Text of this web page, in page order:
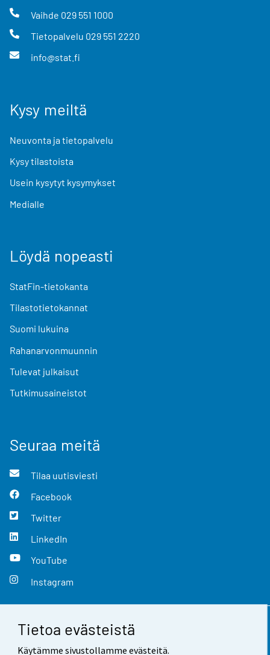
Tietoa evästeistä
Käytämme sivustollamme evästeitä.
Vaihde 029 551 1000
Tietopalvelu 029 551 2220
info@stat.fi
Kysy meiltä
Neuvonta ja tietopalvelu
Kysy tilastoista
Usein kysytyt kysymykset
Medialle
Löydä nopeasti
StatFin-tietokanta
Tilastotietokannat
Suomi lukuina
Rahanarvonmuunnin
Tulevat julkaisut
Tutkimusaineistot
Seuraa meitä
Tilaa uutisviesti
Facebook
Twitter
LinkedIn
YouTube
Instagram
Yhteystiedot